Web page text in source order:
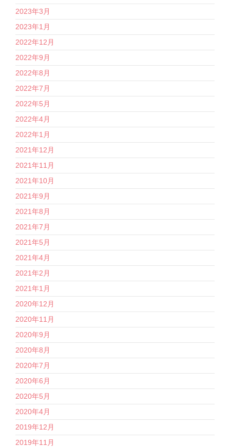
2023年3月
2023年1月
2022年12月
2022年9月
2022年8月
2022年7月
2022年5月
2022年4月
2022年1月
2021年12月
2021年11月
2021年10月
2021年9月
2021年8月
2021年7月
2021年5月
2021年4月
2021年2月
2021年1月
2020年12月
2020年11月
2020年9月
2020年8月
2020年7月
2020年6月
2020年5月
2020年4月
2019年12月
2019年11月